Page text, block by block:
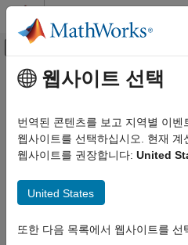
콘텐츠로 바로 가기
오프캔버스 탐색
문서 홈
Vehicle Dynamics Blockset
Wheels and Tires
Install Support Package
Limitations
주요 콘텐츠
Install Support
Step 1 of 8 inGet Started with
1
2
웹사이트 선택
번역된 콘텐츠를 보고 지역별 이벤
웹사이트를 선택하십시오. 현재 계
웹사이트를 권장합니다: United
United States
또한 다음 목록에서 웹사이트를 선